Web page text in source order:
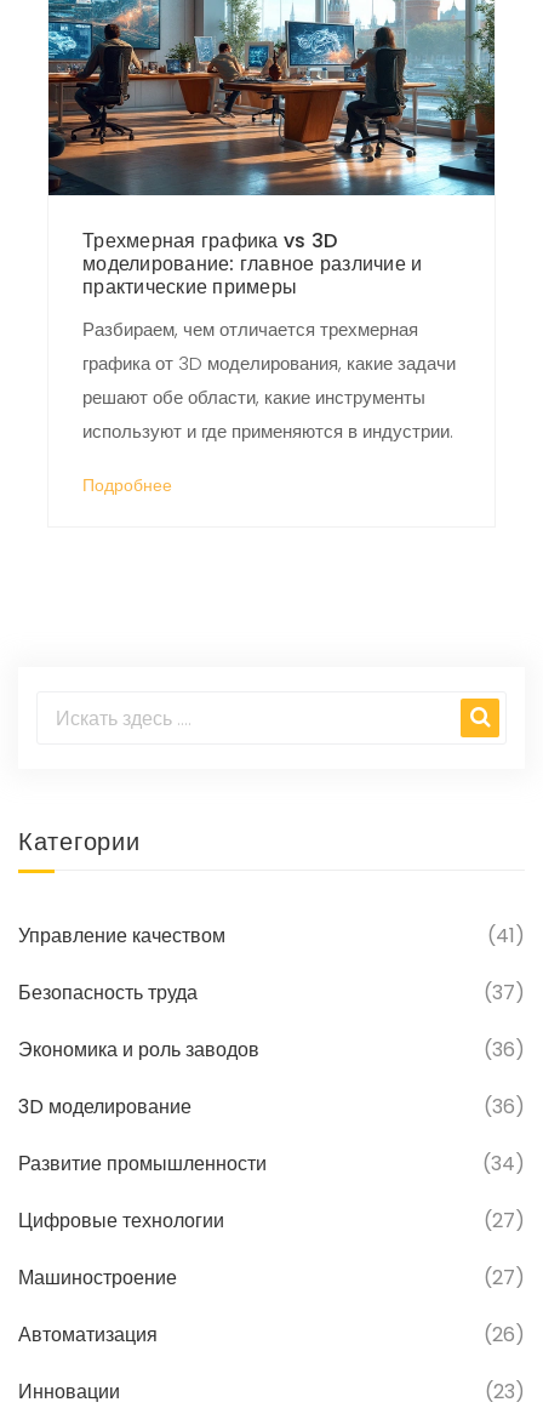
Трехмерная графика vs 3D
моделирование: главное различие и
практические примеры
Разбираем, чем отличается трехмерная
графика от 3D моделирования, какие задачи
решают обе области, какие инструменты
используют и где применяются в индустрии.
Подробнее
Категории
Управление качеством (41)
Безопасность труда (37)
Экономика и роль заводов (36)
3D моделирование (36)
Развитие промышленности (34)
Цифровые технологии (27)
Машиностроение (27)
Автоматизация (26)
Инновации (23)